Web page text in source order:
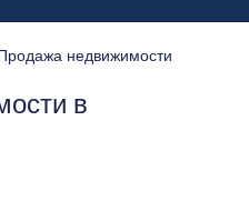
недвижимости
в